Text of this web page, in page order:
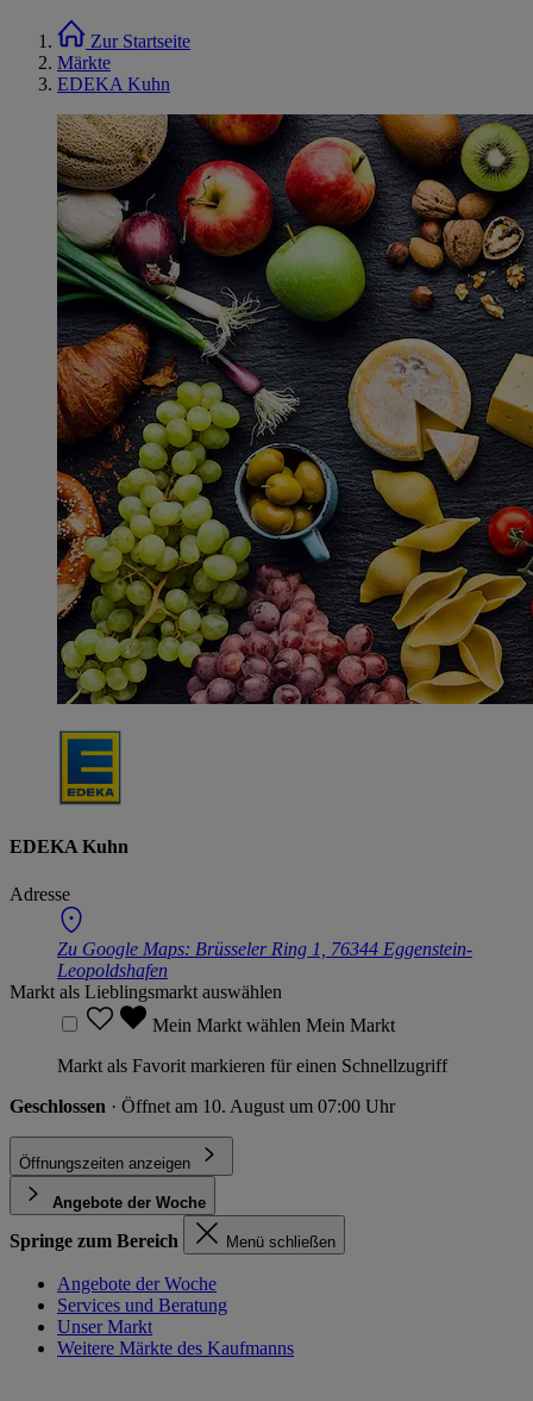
Zur Startseite
Märkte
EDEKA Kuhn
EDEKA Kuhn
Adresse
Zu Google Maps: Brüsseler Ring 1, 76344 Eggenstein-
Leopoldshafen
Markt als Lieblingsmarkt auswählen
Mein Markt wählen Mein Markt
Markt als Favorit markieren für einen Schnellzugriff
Geschlossen · Öffnet am 10. August um 07:00 Uhr
Öffnungszeiten anzeigen
Angebote der Woche
Springe zum Bereich Menü schließen
Angebote der Woche
Services und Beratung
Unser Markt
Weitere Märkte des Kaufmanns